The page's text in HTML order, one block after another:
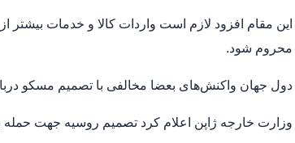
این مقام افزود لازم است واردات کالا و خدمات
محروم شود.
دول جهان واکنش‌های بعضا مخالفی با تصمیم مسکو
وزارت خارجه ژاپن اعلام کرد تصمیم روسیه جهت حمله